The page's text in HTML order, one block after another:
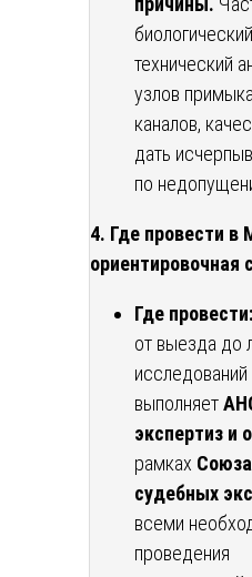
технический
узлов
каналов,
дать
по
4. Где провести в
ориентировочная
Где провести:
от выезда до
выполняет
экспертиз и
рамках
судебных
всеми
проведения